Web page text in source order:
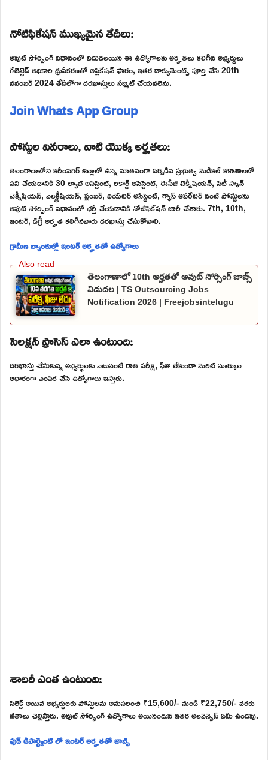
నోటిఫికేషన్ ముఖ్యమైన తేదీలు:
అవుట్ సోర్సింగ్ విధానంలో విడుదలయిన ఈ ఉద్యోగాలకు అర్హతలు కలిగిన అభ్యర్థులు
గేజెట్టెడ్ అధికారి ధ్రువీకరణతో అప్లికేషన్ ఫారం, ఇతర డాక్యుమెంట్స్ పూర్తి చేసి 20th
నవంబర్ 2024 తేదీలోగా దరఖాస్తులు సబ్మిట్ చేయవలెను.
Join Whats App Group
పోస్టుల వివరాలు, వాటి యొక్క అర్హతలు:
తెలంగాణాలోని కరీంనగర్ జిల్లాలో ఉన్న నూతనంగా ఏర్పడిన ప్రభుత్వ మెడికల్ కళాశాలలో
పని చేయడానికి 30 ల్యాబ్ అసిస్టెంట్, రికార్డ్ అసిస్టెంట్, ఈసీజీ టెక్నీషియన్, సిటీ స్కాన్
టెక్నీషియన్, ఎలక్ట్రీషియన్, ప్లంబర్, థియేటర్ అసిస్టెంట్, గ్యాస్ ఆపరేటర్ వంటి పోస్టులను
అవుట్ సోర్సింగ్ విధానంలో భర్తీ చేయడానికి నోటిఫికేషన్ జారీ చేశారు. 7th, 10th,
ఇంటర్, డిగ్రీ అర్హత కలిగినవారు దరఖాస్తు చేసుకోవాలి.
గ్రామీణ బ్యాంకుల్లో ఇంటర్ అర్హతతో ఉద్యోగాలు
తెలంగాణాలో 10th అర్హతతో అవుట్ సోర్సింగ్ జాబ్స్
విడుదల | TS Outsourcing Jobs
Notification 2026 | Freejobsintelugu
సెలక్షన్ ప్రాసెస్ ఎలా ఉంటుంది:
దరఖాస్తు చేసుకున్న అభ్యర్థులకు ఎటువంటి రాత పరీక్ష, ఫీజు లేకుండా మెరిట్ మార్కుల
ఆధారంగా ఎంపిక చేసి ఉద్యోగాలు ఇస్తారు.
శాలరీ ఎంత ఉంటుంది:
సెలెక్ట్ అయిన అభ్యర్థులకు పోస్టులను అనుసరించి ₹15,600/- నుండి ₹22,750/- వరకు
జీతాలు చెల్లిస్తారు. అవుట్ సోర్సింగ్ ఉద్యోగాలు అయినందున ఇతర అలవెన్సెస్ ఏమీ ఉండవు.
ఫుడ్ డిపార్ట్మెంట్ లో ఇంటర్ అర్హతతో జాబ్స్